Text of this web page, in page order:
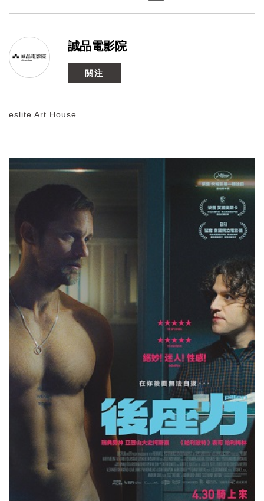
誠品電影院
關注
eslite Art House